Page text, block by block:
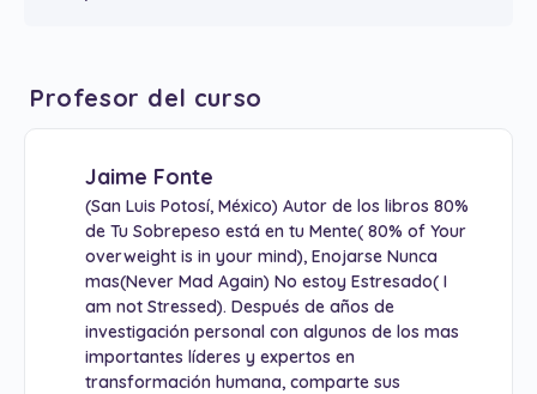
Profesor del curso
Jaime Fonte
(San Luis Potosí, México) Autor de los libros 80%
de Tu Sobrepeso está en tu Mente( 80% of Your
overweight is in your mind), Enojarse Nunca
mas(Never Mad Again) No estoy Estresado( I
am not Stressed). Después de años de
investigación personal con algunos de los mas
importantes líderes y expertos en
transformación humana, comparte sus